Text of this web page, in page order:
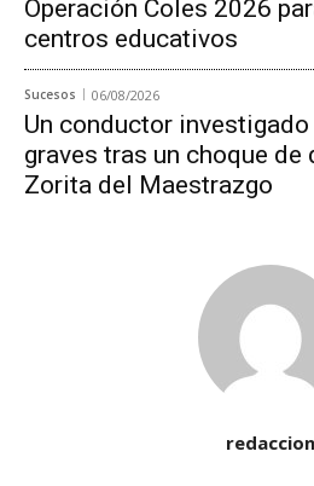
Operación Coles 2026
centros educativos
Sucesos 06/08/2026
Un conductor
graves tras un choque de
Zorita del Maestrazgo
redaccion